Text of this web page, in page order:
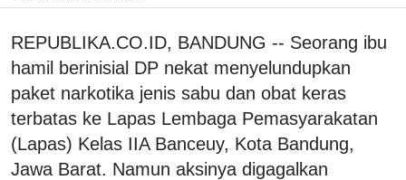
REPUBLIKA.CO.ID, BANDUNG -- Seorang ibu
hamil berinisial DP nekat menyelundupkan
paket narkotika jenis sabu dan obat keras
terbatas ke Lapas Lembaga Pemasyarakatan
(Lapas) Kelas IIA Banceuy, Kota Bandung,
Jawa Barat. Namun aksinya digagalkan